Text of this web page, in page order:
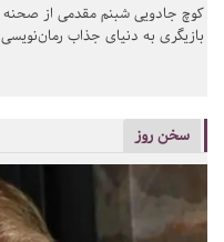
کوچ جادویی شبنم مقدمی از صحنه
بازیگری به دنیای جذاب رمان‌نویسی
سخن روز